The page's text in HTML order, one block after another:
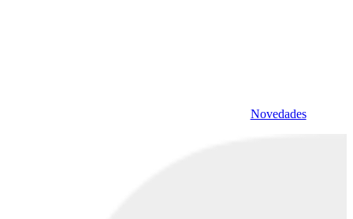
Novedades